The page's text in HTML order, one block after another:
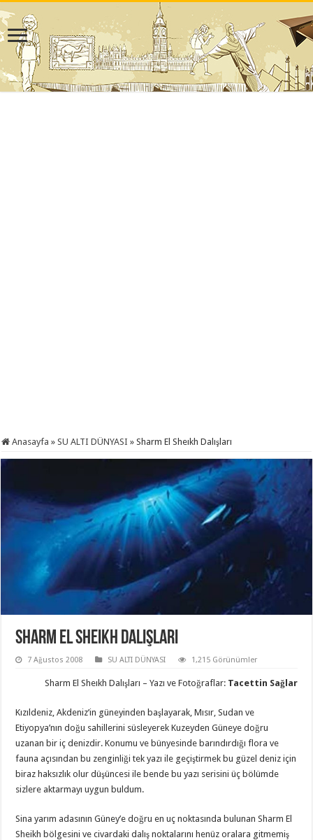
Anasayfa » SU ALTI DÜNYASI » Sharm El Sheıkh Dalışları
Sharm El Sheıkh Dalışları
7 Ağustos 2008 SU ALTI DÜNYASI 1,215 Görünümler
Sharm El Sheıkh Dalışları – Yazı ve Fotoğraflar: Tacettin Sağlar
Kızıldeniz, Akdeniz’in güneyinden başlayarak, Mısır, Sudan ve
Etiyopya’nın doğu sahillerini süsleyerek Kuzeyden Güneye doğru
uzanan bir iç denizdir. Konumu ve bünyesinde barındırdığı flora ve
fauna açısından bu zenginliği tek yazı ile geçiştirmek bu güzel deniz için
biraz haksızlık olur düşüncesi ile bende bu yazı serisini üç bölümde
sizlere aktarmayı uygun buldum.
Sina yarım adasının Güney’e doğru en uç noktasında bulunan Sharm El
Sheikh bölgesini ve civardaki dalış noktalarını henüz oralara gitmemiş